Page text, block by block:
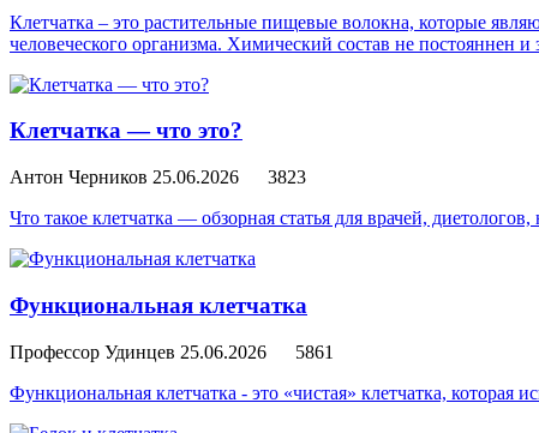
Клетчатка – это растительные пищевые волокна, которые
человеческого организма. Химический состав не постояннен
Клетчатка — что это?
Антон Черников 25.06.2026
3823
Что такое клетчатка — обзорная статья для врачей,
Функциональная клетчатка
Профессор Удинцев 25.06.2026
5861
Функциональная клетчатка - это «чистая» клетчатка, которая